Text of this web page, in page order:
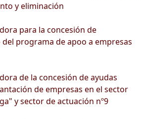
y eliminación
para la concesión de
programa de apoo a empresas
de la concesión de ayudas
de empresas en el sector
y sector de actuación nº9